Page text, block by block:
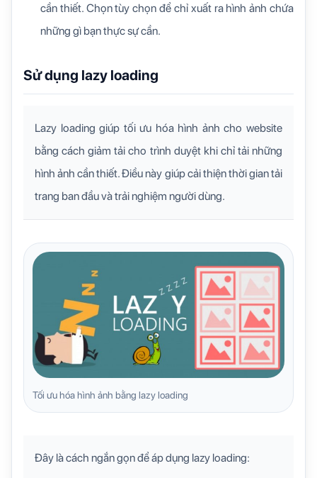
cần thiết. Chọn tùy chọn để chỉ xuất ra hình ảnh chứa
những gì bạn thực sự cần.
Sử dụng lazy loading
Lazy loading giúp tối ưu hóa hình ảnh cho website
bằng cách giảm tải cho trình duyệt khi chỉ tải những
hình ảnh cần thiết. Điều này giúp cải thiện thời gian tải
trang ban đầu và trải nghiệm người dùng.
Tối ưu hóa hình ảnh bằng lazy loading
Đây là cách ngắn gọn để áp dụng lazy loading: